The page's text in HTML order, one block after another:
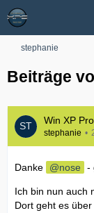
stephanie
Beiträge
Win XP
stephanie
Danke nose -
Ich bin nun auch
Dort geht es